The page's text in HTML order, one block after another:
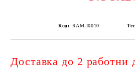
Код: RAM-I0010
Доставка до 2 работни